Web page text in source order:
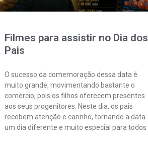
Filmes para assistir no Dia dos
Pais
O sucesso da comemoração dessa data é
muito grande, movimentando bastante o
comércio, pois os filhos oferecem presentes
aos seus progenitores. Neste dia, os pais
recebem atenção e carinho, tornando a data
um dia diferente e muito especial para todos